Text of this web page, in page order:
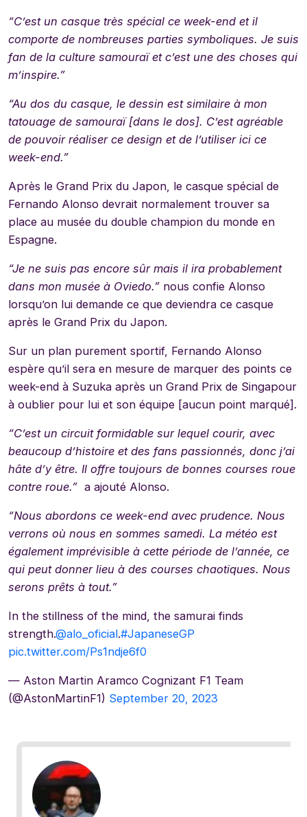
“C’est un casque très spécial ce week-end et il
comporte de nombreuses parties symboliques. Je suis
fan de la culture samouraï et c’est une des choses qui
m’inspire.”
“Au dos du casque, le dessin est similaire à mon
tatouage de samouraï [dans le dos]. C’est agréable
de pouvoir réaliser ce design et de l’utiliser ici ce
week-end.”
Après le Grand Prix du Japon, le casque spécial de
Fernando Alonso devrait normalement trouver sa
place au musée du double champion du monde en
Espagne.
“Je ne suis pas encore sûr mais il ira probablement
dans mon musée à Oviedo.” nous confie Alonso
lorsqu’on lui demande ce que deviendra ce casque
après le Grand Prix du Japon.
Sur un plan purement sportif, Fernando Alonso
espère qu’il sera en mesure de marquer des points ce
week-end à Suzuka après un Grand Prix de Singapour
à oublier pour lui et son équipe [aucun point marqué].
“C’est un circuit formidable sur lequel courir, avec
beaucoup d’histoire et des fans passionnés, donc j’ai
hâte d’y être. Il offre toujours de bonnes courses roue
contre roue.” a ajouté Alonso.
“Nous abordons ce week-end avec prudence. Nous
verrons où nous en sommes samedi. La météo est
également imprévisible à cette période de l’année, ce
qui peut donner lieu à des courses chaotiques. Nous
serons prêts à tout.”
In the stillness of the mind, the samurai finds
strength.@alo_oficial.#JapaneseGP
pic.twitter.com/Ps1ndje6f0
— Aston Martin Aramco Cognizant F1 Team
(@AstonMartinF1) September 20, 2023